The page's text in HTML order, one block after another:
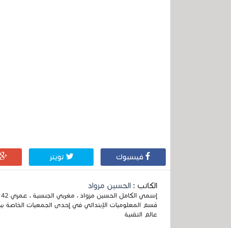
فيسبوك تويتر
الكاتب : الحسين مزواد
قسم المعلوميات الإبتدائي في إحدى الجمعيات
عالم التقنية